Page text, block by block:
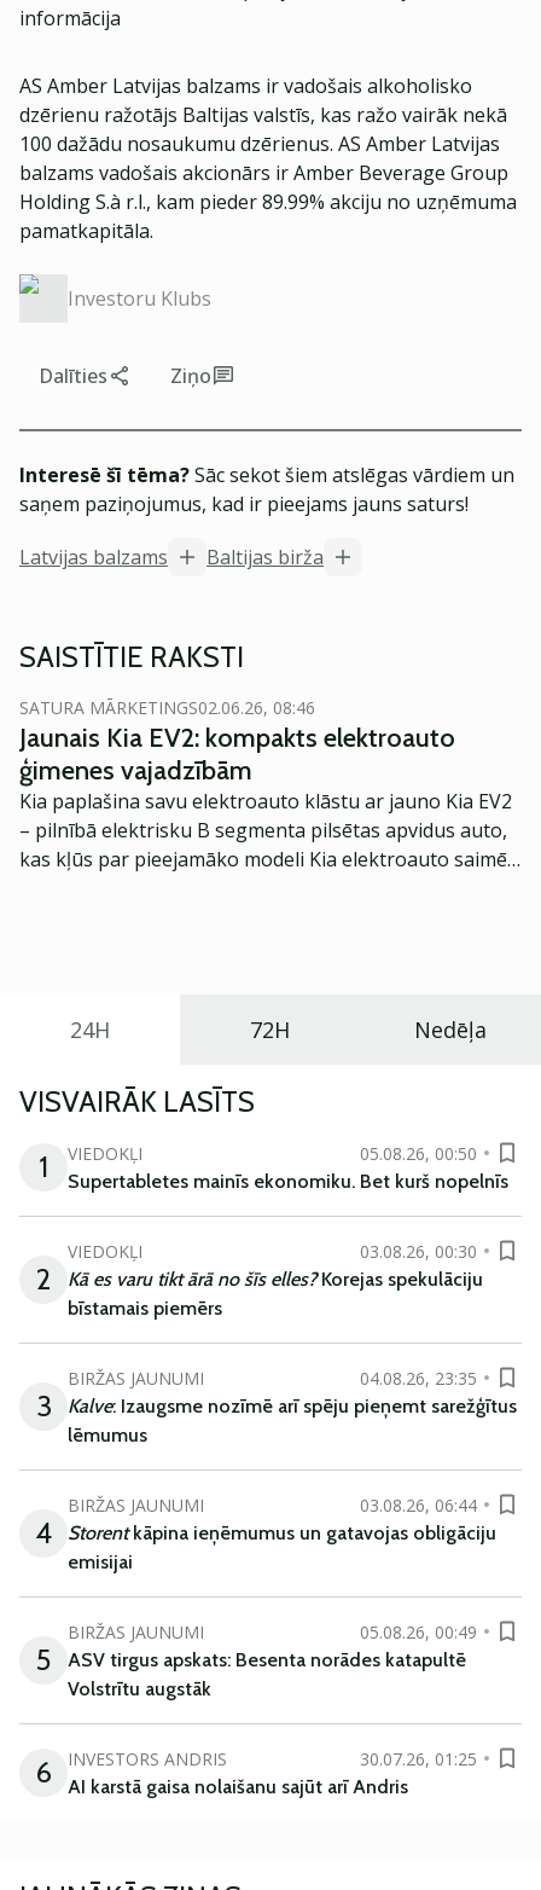
informācija
AS Amber Latvijas balzams ir vadošais alkoholisko
dzērienu ražotājs Baltijas valstīs, kas ražo vairāk nekā
100 dažādu nosaukumu dzērienus. AS Amber Latvijas
balzams vadošais akcionārs ir Amber Beverage Group
Holding S.à r.l., kam pieder 89.99% akciju no uzņēmuma
pamatkapitāla.
Investoru Klubs
Dalīties Ziņo
Interesē šī tēma?Sāc sekot šiem atslēgas vārdiem un
saņem paziņojumus, kad ir pieejams jauns saturs!
Latvijas balzams
Baltijas birža
SAISTĪTIE RAKSTI
SATURA MĀRKETINGS02.06.26, 08:46
Jaunais Kia EV2: kompakts elektroauto
ģimenes vajadzībām
Kia paplašina savu elektroauto klāstu ar jauno Kia EV2
– pilnībā elektrisku B segmenta pilsētas apvidus auto,
kas kļūs par pieejamāko modeli Kia elektroauto saimē
24H 72H Nedēļa
VISVAIRĀK LASĪTS
1
VIEDOKĻI
05.08.26, 00:50
Supertabletes mainīs ekonomiku. Bet kurš nopelnīs
2
VIEDOKĻI
03.08.26, 00:30
Kā es varu tikt ārā no šīs elles?Korejas spekulāciju
bīstamais piemērs
3
BIRŽAS JAUNUMI
04.08.26, 23:35
Kalve: Izaugsme nozīmē arī spēju pieņemt sarežģītus
lēmumus
4
BIRŽAS JAUNUMI
03.08.26, 06:44
Storentkāpina ieņēmumus un gatavojas obligāciju
emisijai
5
BIRŽAS JAUNUMI
05.08.26, 00:49
ASV tirgus apskats: Besenta norādes katapultē
Volstrītu augstāk
6 INVESTORS ANDRIS
30.07.26, 01:25
AI karstā gaisa nolaišanu sajūt arī Andris